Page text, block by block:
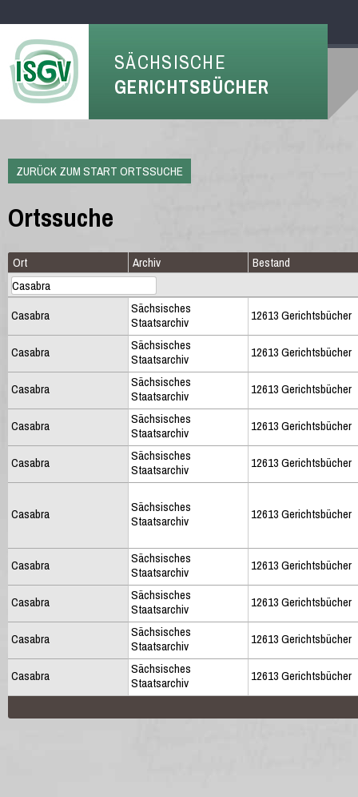
SÄCHSISCHE
GERICHTSBÜCHER
ZURÜCK ZUM START ORTSSUCHE
Ortssuche
Ort Archiv Bestand
Casabra
Sächsisches
Staatsarchiv
12613 Gerichtsbücher
Casabra
Sächsisches
Staatsarchiv
12613 Gerichtsbücher
Casabra
Sächsisches
Staatsarchiv
12613 Gerichtsbücher
Casabra
Sächsisches
Staatsarchiv
12613 Gerichtsbücher
Casabra
Sächsisches
Staatsarchiv
12613 Gerichtsbücher
Casabra
Sächsisches
Staatsarchiv
12613 Gerichtsbücher
Casabra
Sächsisches
Staatsarchiv
12613 Gerichtsbücher
Casabra
Sächsisches
Staatsarchiv
12613 Gerichtsbücher
Casabra
Sächsisches
Staatsarchiv
12613 Gerichtsbücher
Casabra
Sächsisches
Staatsarchiv
12613 Gerichtsbücher